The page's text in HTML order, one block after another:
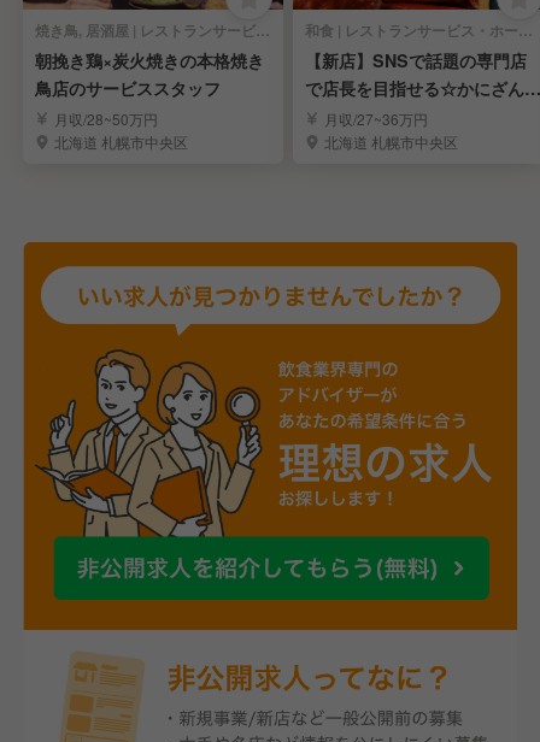
焼き鳥, 居酒屋 | レストランサービス・ホールスタッフ
朝挽き鶏×炭火焼きの本格焼き
鳥店のサービススタッフ
月収/28~50万円
北海道 札幌市中央区
和食 | レストランサービス・ホールスタッフ
【新店】SNSで話題の専門店
で店長を目指せる☆かにざんま
い☆スタッフ募集
月収/27~36万円
北海道 札幌市中央区